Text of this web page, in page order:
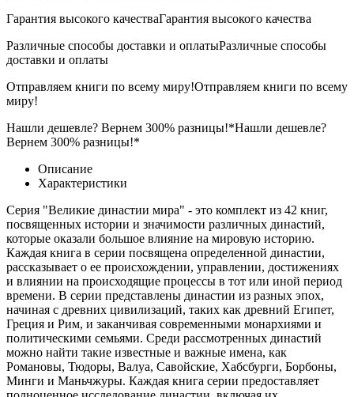
Гарантия высокого качестваГарантия высокого качества
Различные способы доставки и оплатыРазличные способы
доставки и оплаты
Отправляем книги по всему миру!Отправляем книги по всему
миру!
Нашли дешевле? Вернем 300% разницы!*Нашли дешевле?
Вернем 300% разницы!*
Описание
Характеристики
Серия "Великие династии мира" - это комплект из 42 книг,
посвященных истории и значимости различных династий,
которые оказали большое влияние на мировую историю.
Каждая книга в серии посвящена определенной династии,
рассказывает о ее происхождении, управлении, достижениях
и влиянии на происходящие процессы в тот или иной период
времени. В серии представлены династии из разных эпох,
начиная с древних цивилизаций, таких как древний Египет,
Греция и Рим, и заканчивая современными монархиями и
политическими семьями. Среди рассмотренных династий
можно найти такие известные и важные имена, как
Романовы, Тюдоры, Валуа, Савойские, Хабсбурги, Борбоны,
Минги и Маньчжуры. Каждая книга серии предоставляет